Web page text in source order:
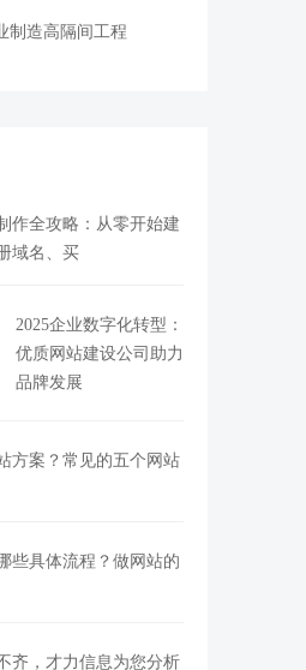
制造高隔间工程
作全攻略：从零开始建
域名、买
2025企业数字化转型：
优质网站建设公司助力
品牌发展
方案？常见的五个网站
些具体流程？做网站的
齐，才力信息为您分析